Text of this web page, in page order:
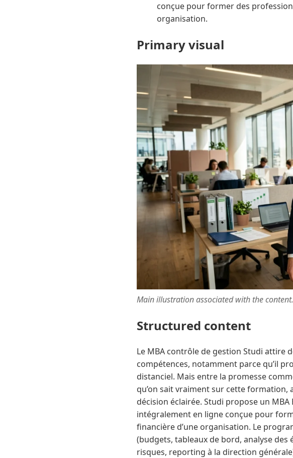
conçue pour former des
organisation.
Primary visual
Main illustration associated with the content.
Structured content
Le MBA contrôle de gestion Studi attire
compétences, notamment parce qu’il
distanciel. Mais entre la promesse
qu’on sait vraiment sur cette
décision éclairée. Studi propose un
intégralement en ligne conçue pour
financière d’une organisation. Le
(budgets, tableaux de bord, analyse
risques, reporting à la direction